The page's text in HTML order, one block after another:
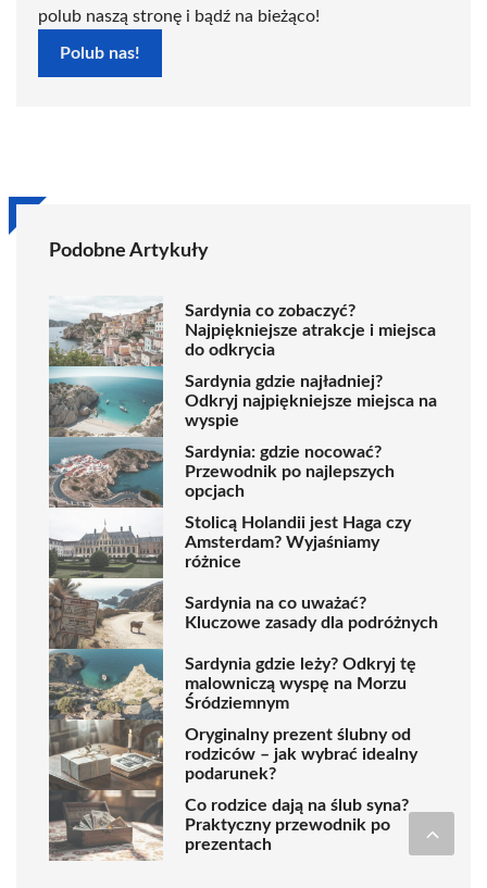
polub naszą stronę i bądź na bieżąco!
Polub nas!
Podobne Artykuły
Sardynia co zobaczyć?
Najpiękniejsze atrakcje i miejsca
do odkrycia
Sardynia gdzie najładniej?
Odkryj najpiękniejsze miejsca na
wyspie
Sardynia: gdzie nocować?
Przewodnik po najlepszych
opcjach
Stolicą Holandii jest Haga czy
Amsterdam? Wyjaśniamy
różnice
Sardynia na co uważać?
Kluczowe zasady dla podróżnych
Sardynia gdzie leży? Odkryj tę
malowniczą wyspę na Morzu
Śródziemnym
Oryginalny prezent ślubny od
rodziców – jak wybrać idealny
podarunek?
Co rodzice dają na ślub syna?
Praktyczny przewodnik po
prezentach